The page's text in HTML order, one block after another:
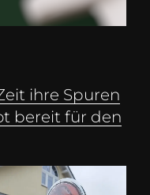
ihre Spuren
bereit für den